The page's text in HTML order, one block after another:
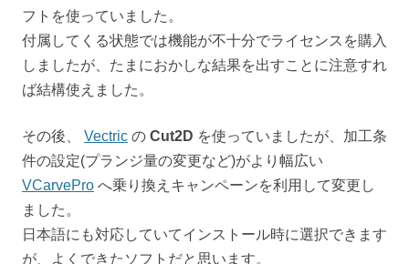
フトを使っていました。
付属してくる状態では機能が不十分でライセンスを購入
しましたが、たまにおかしな結果を出すことに注意すれ
ば結構使えました。
その後、 Vectric の Cut2D を使っていましたが、加工条
件の設定(プランジ量の変更など)がより幅広い
VCarvePro へ乗り換えキャンペーンを利用して変更し
ました。
日本語にも対応していてインストール時に選択できます
が、よくできたソフトだと思います。